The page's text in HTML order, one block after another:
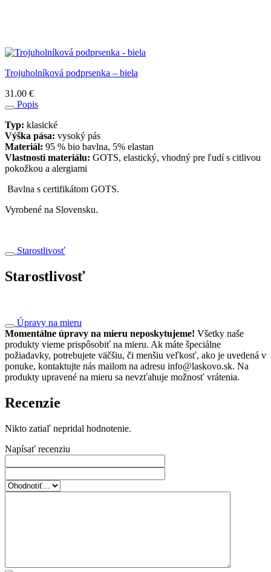
Trojuholníková podprsenka – biela
31.00 €
Popis
Typ: klasické
Výška pása: vysoký pás
Materiál: 95 % bio bavlna, 5% elastan
Vlastnosti materiálu: GOTS, elastický, vhodný pre ľudí s citlivou
pokožkou a alergiami
Bavlna s certifikátom GOTS.
Vyrobené na Slovensku.
Starostlivosť
Starostlivosť
Úpravy na mieru
Momentálne úpravy na mieru neposkytujeme! Všetky naše
produkty vieme prispôsobiť na mieru. Ak máte špeciálne
požiadavky, potrebujete väčšiu, či menšiu veľkosť, ako je uvedená v
ponuke, kontaktujte nás mailom na adresu info@laskovo.sk. Na
produkty upravené na mieru sa nevzťahuje možnosť vrátenia.
Recenzie
Nikto zatiaľ nepridal hodnotenie.
Napísať recenziu